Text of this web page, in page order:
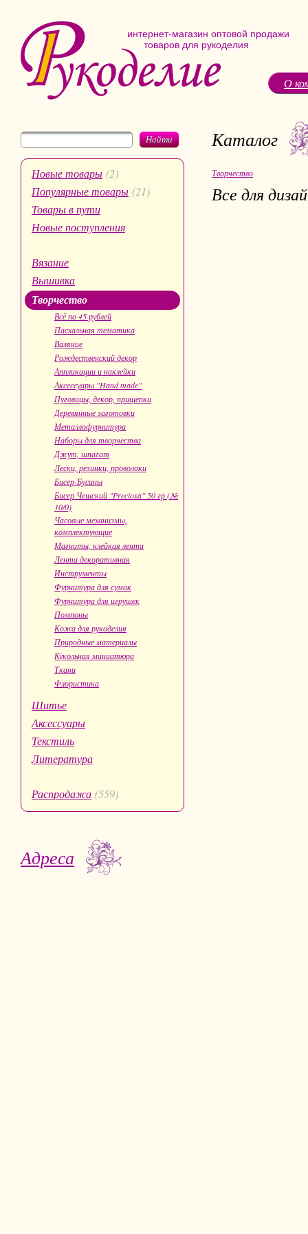
интернет-магазин оптовой продажи
товаров для рукоделия
О
Найти
Новые товары (2)
Популярные товары (21)
Товары в пути
Новые поступления
Вязание
Вышивка
Творчество
Всё по 45 рублей
Пасхальная тематика
Валяние
Рождественский декор
Аппликации и наклейки
Аксессуары "Hand made"
Пуговицы, декор, прищепки
Деревянные заготовки
Металлофурнитура
Наборы для творчества
Джут, шпагат
Лески, резинки, проволоки
Бисер-Бусины
Бисер Чешский "Preciosa" 50 гр (№
10/0)
Часовые механизмы,
комплектующие
Магниты, клейкая лента
Лента декоративная
Инструменты
Фурнитура для сумок
Фурнитура для игрушек
Помпоны
Кожа для рукоделия
Природные материалы
Кукольная миниатюра
Ткани
Флористика
Шитье
Аксессуары
Текстиль
Литература
Распродажа (559)
Адреса
Каталог
Творчество
Все для